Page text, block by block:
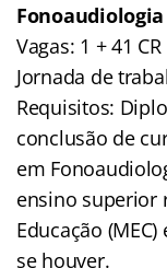
Fonoaudiologia
Vagas: 1 + 41 CR
Jornada de
Requisitos:
conclusão de
em
ensino superior
Educação
se houver.